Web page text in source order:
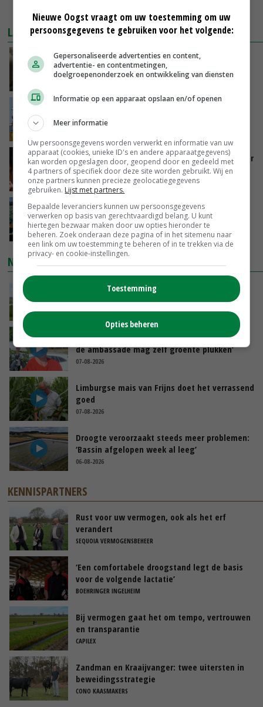
LAATSTE NIEUWS
‘Samenwerking A-ware en Amalthea gaat
zorgen voor meer balans’
GISTEREN, 16:01
groot: Nederland in Europese top
Vlaamse varkensstapel krimpt, pluimveesector
groeit door schaalvergroting
GISTEREN, 15:20
‘Cijfer jezelf niet weg en doe vooral ook waar
je gelukkig van wordt’
GISTEREN, 13:31
NIEUWSTE VIDEO'S
POAH!: John Deere 7730
GISTEREN, 10:00
Oekraïne-vlogger Kees Huizinga: ‘Bezoek van
de ambassade mag zelf groente plukken’
07-08-2026
Limburgse mais van Frijns doet het verrassend
goed
07-08-2026
Droogte veroorzaakt steeds meer problemen:
‘Bassin afgelopen week al leeg’
06-08-2026
KENNISPARTNERS
Rust voor uw vermogen, ook als het erf
verandert
SEQUOIA VERMOGENSBEHEER
‘Een comfortabele droogstand legt de basis
voor de volgende lactatie’
BOEHRINGER INGELHEIM
Bij vermogen gaat het om tempo, vertrouwen
en transparantie
CAPILEX
Zandman en Kraaijvanger: twee uitersten in
beweidingsstrategie
CONO KAASMAKERS
Nieuwe Oogst vraagt om uw toestemming om uw
persoonsgegevens te gebruiken voor het volgende:
Gepersonaliseerde advertenties en content,
advertentie- en contentmetingen,
doelgroepenonderzoek en ontwikkeling van diensten
Informatie op een apparaat opslaan en/of openen
Meer informatie
Uw persoonsgegevens worden verwerkt en informatie van uw
apparaat (cookies, unieke ID's en andere apparaatgegevens)
kan worden opgeslagen door, geopend door en gedeeld met
4 partners of specifiek door deze site worden gebruikt. Wij en
onze partners kunnen precieze geolocatiegegevens
gebruiken. Lijst met partners.
Bepaalde leveranciers kunnen uw persoonsgegevens
verwerken op basis van gerechtvaardigd belang. U kunt
hiertegen bezwaar maken door uw opties hieronder te
beheren. Zoek onderaan deze pagina of in het sitemenu naar
een link om uw toestemming te beheren of in te trekken via de
privacy- en cookie-instellingen.
Toestemming
Opties beheren